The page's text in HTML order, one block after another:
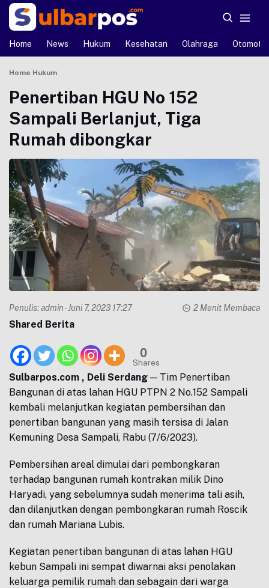
Home News Hukum Kesehatan Olahraga Otomotif
Home Hukum
Penertiban HGU No 152
Sampali Berlanjut, Tiga
Rumah dibongkar
Penulis:admin- Juni 7, 2023 17:27 2 Menit Membaca
Shared Berita
0
Shares
Sulbarpos.com , Deli Serdang — Tim Penertiban
Bangunan di atas lahan HGU PTPN 2 No.152 Sampali
kembali melanjutkan kegiatan pembersihan dan
penertiban bangunan yang masih tersisa di Jalan
Kemuning Desa Sampali, Rabu (7/6/2023).
Pembersihan areal dimulai dari pembongkaran
terhadap bangunan rumah kontrakan milik Dino
Haryadi, yang sebelumnya sudah menerima tali asih,
dan dilanjutkan dengan pembongkaran rumah Roscik
dan rumah Mariana Lubis.
Kegiatan penertiban bangunan di atas lahan HGU
kebun Sampali ini sempat diwarnai aksi penolakan
keluarga pemilik rumah dan sebagain dari warga